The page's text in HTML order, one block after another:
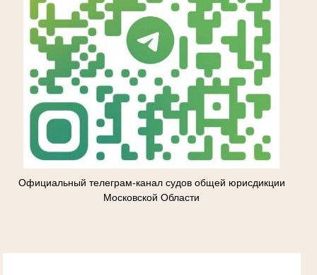
Официальный телеграм-канал судов общей юрисдикции
Московской Области